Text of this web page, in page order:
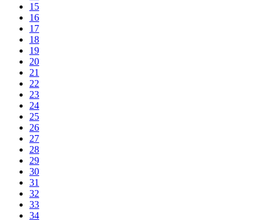
15
16
17
18
19
20
21
22
23
24
25
26
27
28
29
30
31
32
33
34